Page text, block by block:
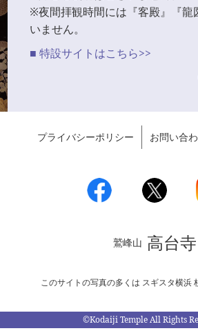
※夜間拝観時間には『客殿』『龍
いません。
■ 特設サイトはこちら>>
プライバシーポリシー お問い合
鷲峰山 高台寺
このサイトの写真の多くは スギスタ横浜
©Kodaiji Temple All Rights